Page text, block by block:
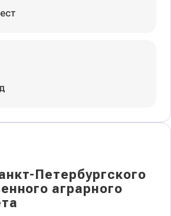
Петербургского
аграрного